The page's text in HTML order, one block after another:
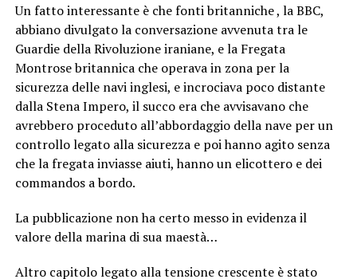
Un fatto interessante è che fonti britanniche , la BBC,
abbiano divulgato la conversazione avvenuta tra le
Guardie della Rivoluzione iraniane, e la Fregata
Montrose britannica che operava in zona per la
sicurezza delle navi inglesi, e incrociava poco distante
dalla Stena Impero, il succo era che avvisavano che
avrebbero proceduto all’abbordaggio della nave per un
controllo legato alla sicurezza e poi hanno agito senza
che la fregata inviasse aiuti, hanno un elicottero e dei
commandos a bordo.
La pubblicazione non ha certo messo in evidenza il
valore della marina di sua maestà…
Altro capitolo legato alla tensione crescente è stato